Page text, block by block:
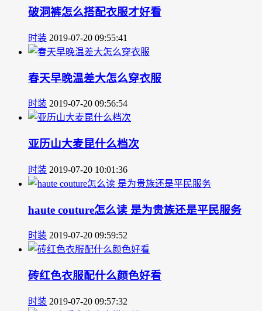
破洞裤怎么搭配衣服才好看
时装 2019-07-20 09:55:41
春天早晚温差大怎么穿衣服
时装 2019-07-20 09:56:54
亚历山大麦昆什么档次
时装 2019-07-20 10:01:36
haute couture怎么读 是为贵族还是平民服务
时装 2019-07-20 09:59:52
砖红色衣服配什么颜色好看
时装 2019-07-20 09:57:32